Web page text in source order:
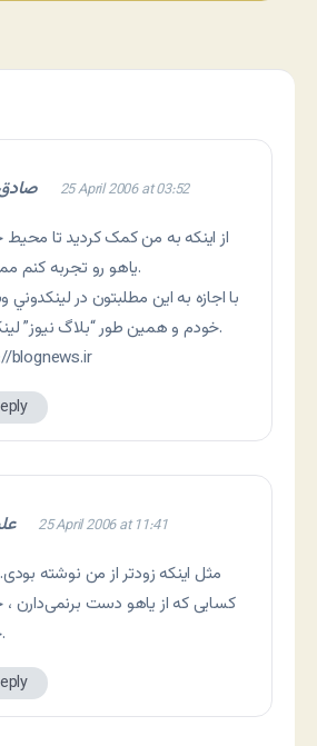
25 April 2006 at 03:52
از اينکه به من کمک کرديد تا محيط
ياهو رو تجربه کنم ممنونم.
با اجازه به اين مطلبتون در لينکدوني
خودم و همين طور “بلاگ نيوز” لينکيدم.
blognews.ir
25 April 2006 at 11:41
مثل اینکه زودتر از من نوشته
کسایی که از یاهو دست برنمی‌دارن ،
خوبه.